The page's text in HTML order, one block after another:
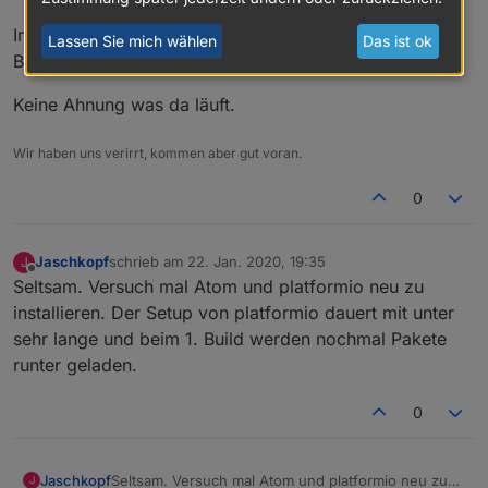
Im Verzeichnis buid_output/Firmware ist allerdings ein
Binary vorhanden mit heutigen Erstellungsdatum:
Keine Ahnung was da läuft.
Wir haben uns verirrt, kommen aber gut voran.
0
J
Offline
Jaschkopfschrieb am 22. Jan. 2020, 19:35
zuletzt editiert von
Seltsam. Versuch mal Atom und platformio neu zu
installieren. Der Setup von platformio dauert mit unter
sehr lange und beim 1. Build werden nochmal Pakete
runter geladen.
0
J JaschkopfSeltsam. Versuch mal Atom und platformio neu zu
Lassen Sie mich wählen Das ist ok